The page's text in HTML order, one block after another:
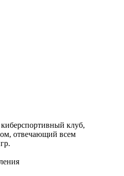
клуб,
отвечающий всем